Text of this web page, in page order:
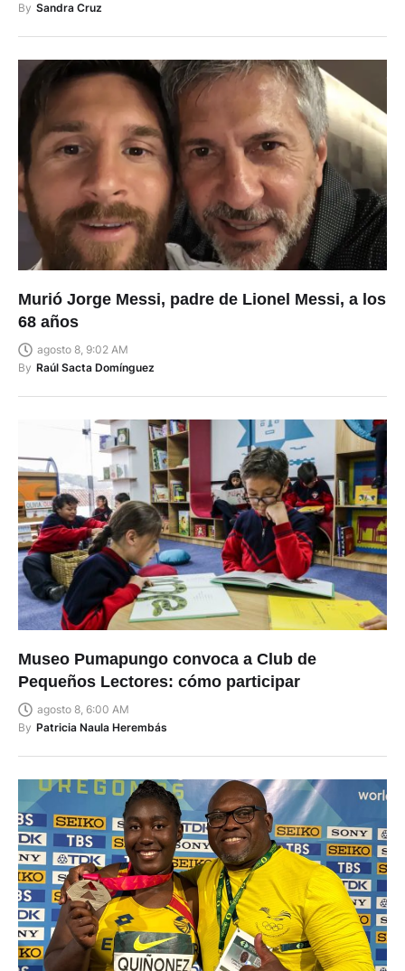
By Sandra Cruz
Murió Jorge Messi, padre de Lionel Messi, a los
68 años
agosto 8, 9:02 AM
By Raúl Sacta Domínguez
Museo Pumapungo convoca a Club de
Pequeños Lectores: cómo participar
agosto 8, 6:00 AM
By Patricia Naula Herembás